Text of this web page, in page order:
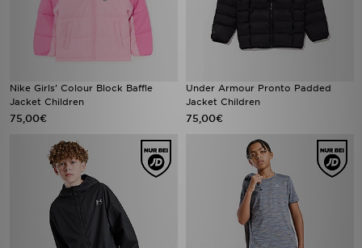
Nike Girls' Colour Block Baffle
Jacket Children
75,00€
Under Armour Pronto Padded
Jacket Children
75,00€